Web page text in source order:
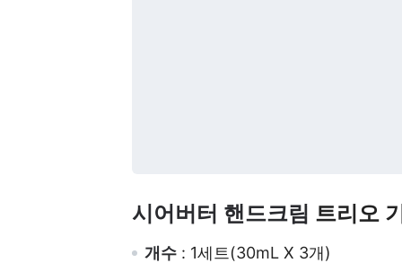
시어버터 핸드크림 트리오
개수 : 1세트(30mL X 3개)